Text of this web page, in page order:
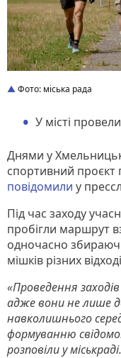
Фото: міська рада
У місті
Днями у
спортивний проєкт
повідомили у
Під час заходу
пробігли маршрут
одночасно
мішків різних
«Проведення
адже вони не лише
навколишнього
формуванню
розповіли у міськраді.